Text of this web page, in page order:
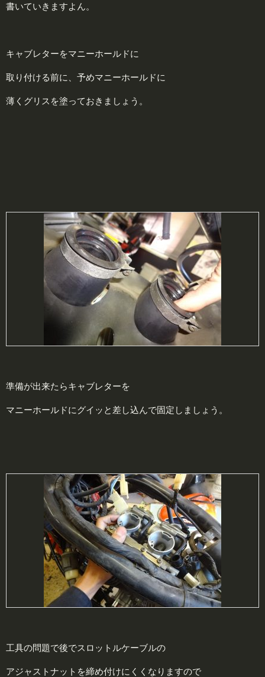
書いていきますよん。
キャブレターをマニーホールドに
取り付ける前に、予めマニーホールドに
薄くグリスを塗っておきましょう。
準備が出来たらキャブレターを
マニーホールドにグイッと差し込んで固定しましょう。
工具の問題で後でスロットルケーブルの
アジャストナットを締め付けにくくなりますので